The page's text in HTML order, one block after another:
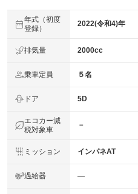
年式（初度
登録）
2022(令和4)年
排気量 2000cc
乗車定員 ５名
ドア 5D
エコカー減
税対象車
－
ミッション インパネAT
過給器 ―